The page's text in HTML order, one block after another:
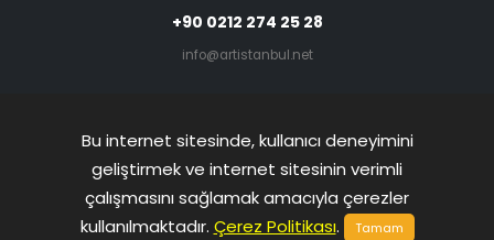
+90 0212 274 25 28
info@artistanbul.net
© Copyright 2026. Her Hakkı Saklıdır.
Bu internet sitesinde, kullanıcı deneyimini
geliştirmek ve internet sitesinin verimli
çalışmasını sağlamak amacıyla çerezler
kullanılmaktadır. Çerez Politikası. Tamam